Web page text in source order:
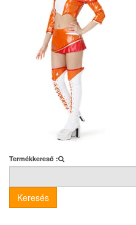
Termékkereső :
Keresés